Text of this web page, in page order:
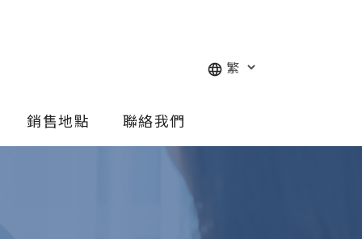
銷售地點 聯絡我們